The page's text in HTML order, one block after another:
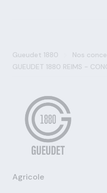
Gueudet 1880 Nos
GUEUDET 1880 REIMS -
Agricole